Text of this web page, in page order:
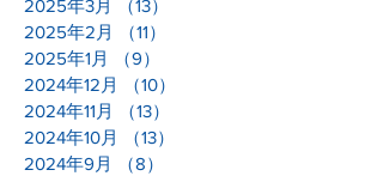
2025年3月
（13）
2025年2月
（11）
2025年1月
（9）
2024年12月
（10）
2024年11月
（13）
2024年10月
（13）
2024年9月
（8）